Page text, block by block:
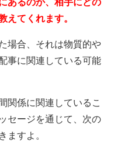
あるのか、相手にどの
えてくれます。
場合、それは物質的や
事に関連している可能
関係に関連しているこ
セージを通じて、次の
ますよ。